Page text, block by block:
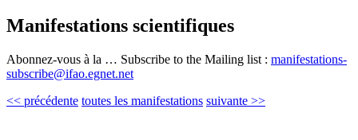
Manifestations scientifiques
Abonnez-vous à la … Subscribe to the Mailing list : manifestations-
subscribe@ifao.egnet.net
<< précédente toutes les manifestations suivante >>